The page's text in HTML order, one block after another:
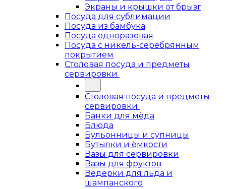
Экраны и крышки от брызг
Посуда для сублимации
Посуда из бамбука
Посуда одноразовая
Посуда с никель-серебрянным
покрытием
Столовая посуда и предметы
сервировки
Столовая посуда и предметы
сервировки
Банки для мёда
Блюда
Бульонницы и супницы
Бутылки и ёмкости
Вазы для сервировки
Вазы для фруктов
Ведерки для льда и
шампанского